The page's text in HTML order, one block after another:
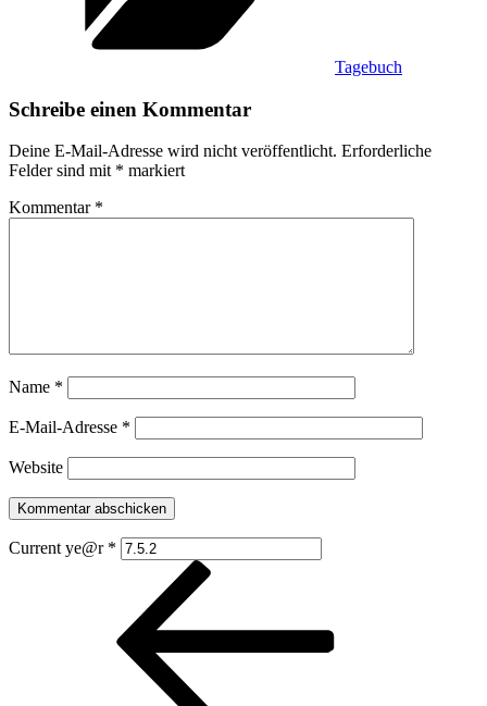
Tagebuch
Schreibe einen Kommentar
Deine E-Mail-Adresse wird nicht veröffentlicht. Erforderliche
Felder sind mit * markiert
Kommentar *
Name *
E-Mail-Adresse *
Website
Current ye@r *
Beitragsnavigation